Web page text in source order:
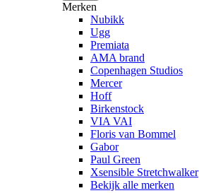
Merken
Nubikk
Ugg
Premiata
AMA brand
Copenhagen Studios
Mercer
Hoff
Birkenstock
VIA VAI
Floris van Bommel
Gabor
Paul Green
Xsensible Stretchwalker
Bekijk alle merken